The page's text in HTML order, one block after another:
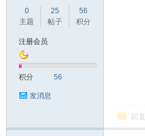
0
主题
25
帖子
56
积分
注册会员
积分 56
发消息
回复